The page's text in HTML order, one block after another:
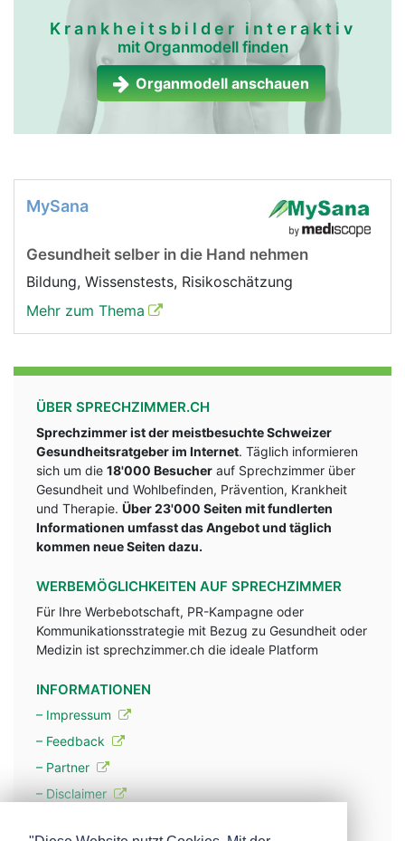
Krankheitsbilder interaktiv
mit Organmodell finden
Organmodell anschauen
MySana
Gesundheit selber in die Hand nehmen
Bildung, Wissenstests, Risikoschätzung
Mehr zum Thema
ÜBER SPRECHZIMMER.CH
Sprechzimmer ist der meistbesuchte Schweizer
Gesundheitsratgeber im Internet. Täglich informieren
sich um die 18'000 Besucher auf Sprechzimmer über
Gesundheit und Wohlbefinden, Prävention, Krankheit
und Therapie. Über 23'000 Seiten mit fundlerten
Informationen umfasst das Angebot und täglich
kommen neue Seiten dazu.
WERBEMÖGLICHKEITEN AUF SPRECHZIMMER
Für Ihre Werbebotschaft, PR-Kampagne oder
Kommunikationsstrategie mit Bezug zu Gesundheit oder
Medizin ist sprechzimmer.ch die ideale Platform
INFORMATIONEN
– Impressum
– Feedback
– Partner
– Disclaimer